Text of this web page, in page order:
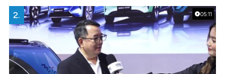
05:11
2.